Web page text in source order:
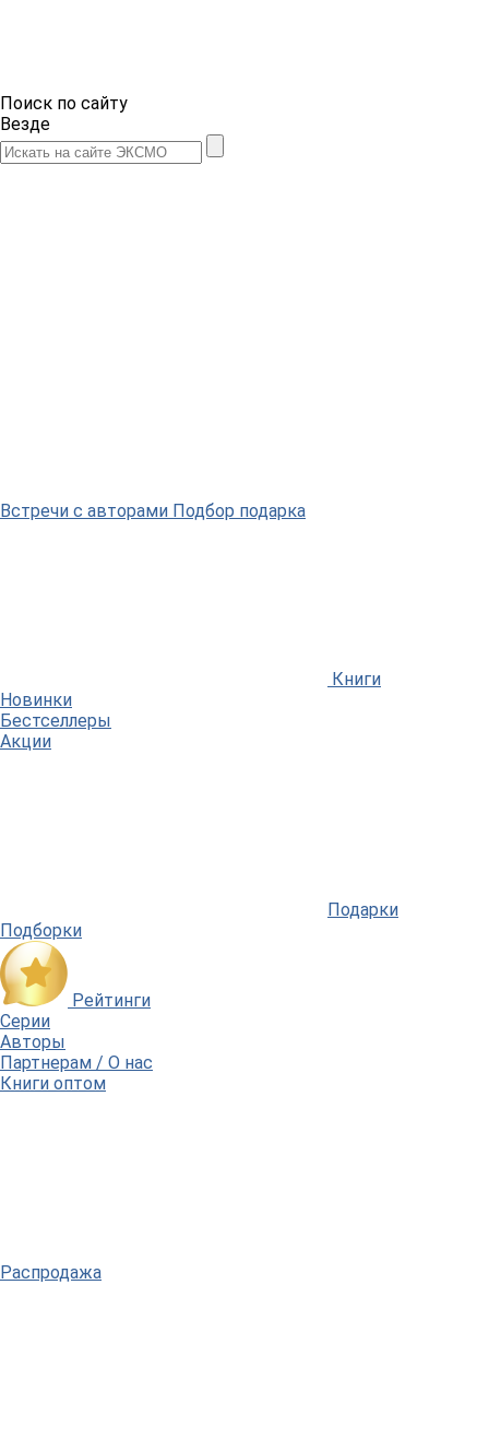
Поиск по сайту
Везде
Встречи с авторами Подбор подарка
Книги
Новинки
Бестселлеры
Акции
Подарки
Подборки
Рейтинги
Серии
Авторы
Партнерам / О нас
Книги оптом
Распродажа